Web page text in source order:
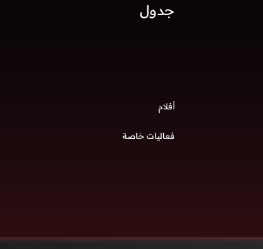
جدول
أفلام
فعاليات خاصة